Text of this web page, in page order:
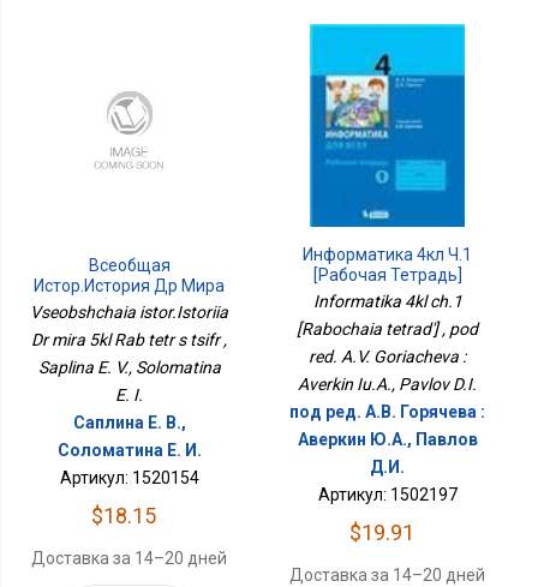
Всеобщая
Истор.История Др Мира
5кл Раб Тетр С Цифр
Vseobshchaia istor.Istoriia
Dr mira 5kl Rab tetr s tsifr ,
Saplina E. V., Solomatina
E. I.
Саплина Е. В.,
Соломатина Е. И.
Артикул: 1520154
$18.15
Доставка за 14–20 дней
Информатика 4кл Ч.1
[Рабочая Тетрадь]
Informatika 4kl ch.1
[Rabochaia tetrad'] , pod
red. A.V. Goriacheva :
Averkin Iu.A., Pavlov D.I.
под ред. А.В. Горячева :
Аверкин Ю.А., Павлов
Д.И.
Артикул: 1502197
$19.91
Доставка за 14–20 дней